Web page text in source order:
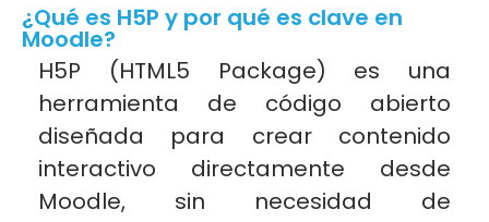
¿Qué es H5P y por qué es clave en
Moodle?
H5P (HTML5 Package) es una
herramienta de código abierto
diseñada para crear contenido
interactivo directamente desde
Moodle, sin necesidad de